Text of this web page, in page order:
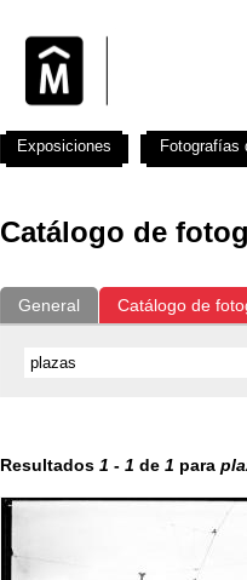
Catálogo de
General Catálogo de
Resultados 1 - 1 de 1 para
Exposiciones Fotografías